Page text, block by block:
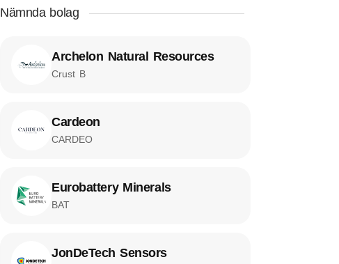
Nämnda bolag
Archelon Natural Resources
Crust B
Cardeon
CARDEO
Eurobattery Minerals
BAT
JonDeTech Sensors